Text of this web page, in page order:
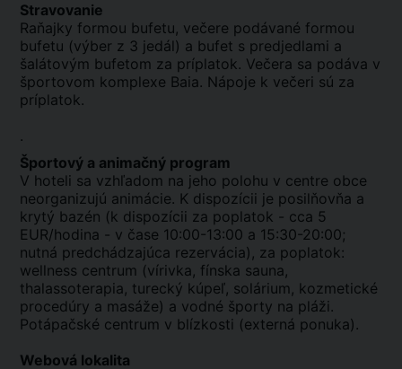
Stravovanie
Raňajky formou bufetu, večere podávané formou
bufetu (výber z 3 jedál) a bufet s predjedlami a
šalátovým bufetom za príplatok. Večera sa podáva v
športovom komplexe Baia. Nápoje k večeri sú za
príplatok.
.
Športový a animačný program
V hoteli sa vzhľadom na jeho polohu v centre obce
neorganizujú animácie. K dispozícii je posilňovňa a
krytý bazén (k dispozícii za poplatok - cca 5
EUR/hodina - v čase 10:00-13:00 a 15:30-20:00;
nutná predchádzajúca rezervácia), za poplatok:
wellness centrum (vírivka, fínska sauna,
thalassoterapia, turecký kúpeľ, solárium, kozmetické
procedúry a masáže) a vodné športy na pláži.
Potápačské centrum v blízkosti (externá ponuka).
Webová lokalita